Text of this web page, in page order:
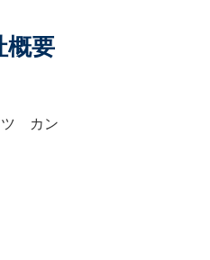
概要
ツ カン